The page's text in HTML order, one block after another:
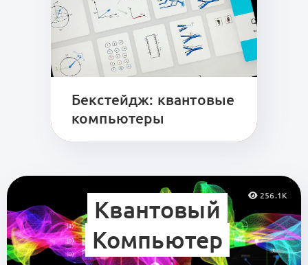
Бекстейдж: квантовые
компьютеры
256.1K
Квантовый
Компьютер